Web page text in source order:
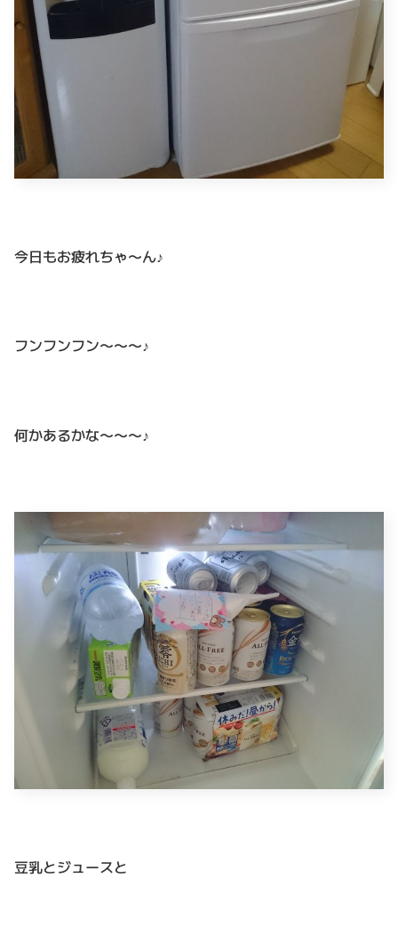
今日もお疲れちゃ〜ん♪
フンフンフン〜〜〜♪
何かあるかな〜〜〜♪
豆乳とジュースと